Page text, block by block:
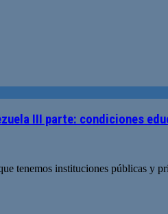
III parte: condiciones
tenemos instituciones públicas y